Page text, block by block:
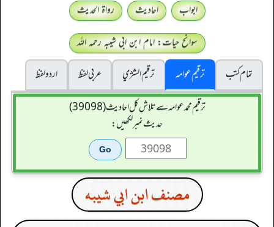
ابواب احادیث
رواۃ الحدیث
سوانح حیات: امام ابن ابی شیبہ رحمہ اللہ
تمام کتب
ترقیم عوامہ ترقيم الشژي عربی لفظ
اردو لفظ
ترقیم محمدعوامہ سے تلاش کل احادیث (39098)
حدیث نمبر لکھیں:
مصنف ابن ابي شيبه